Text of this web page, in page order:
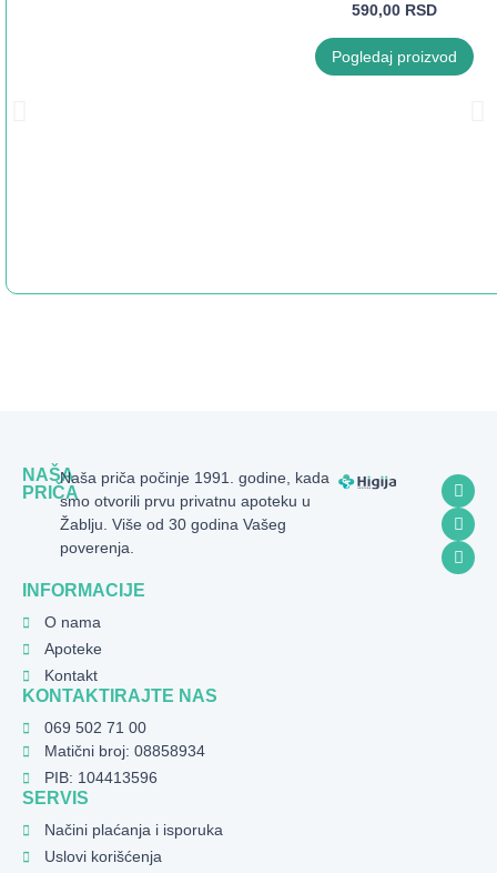
590,00 RSD
Pogledaj proizvod
NAŠA
PRIČA
Naša priča počinje 1991. godine, kada
smo otvorili prvu privatnu apoteku u
Žablju. Više od 30 godina Vašeg
poverenja.
INFORMACIJE
O nama
Apoteke
Kontakt
KONTAKTIRAJTE NAS
069 502 71 00
Matični broj: 08858934
PIB: 104413596
SERVIS
Načini plaćanja i isporuka
Uslovi korišćenja